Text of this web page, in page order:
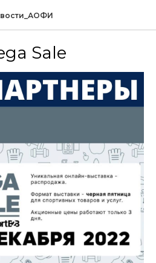
Sale